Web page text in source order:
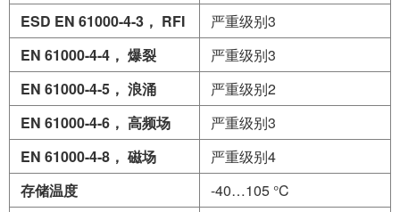
ESD EN 61000-4-3 ， RFI
严重级别3
EN 61000-4-4 ， 爆裂
严重级别3
EN 61000-4-5 ， 浪涌
严重级别2
EN 61000-4-6 ， 高频场
严重级别3
EN 61000-4-8 ， 磁场
严重级别4
存储温度
-40…105 °C